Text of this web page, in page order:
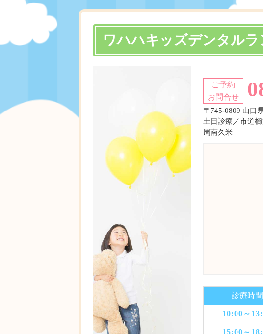
ワハハキッズデンタルラ
ご予約
お問合せ
〒745-0809 山口
土日診療／市道
周南久米
診療時間
10:00～
15:00～